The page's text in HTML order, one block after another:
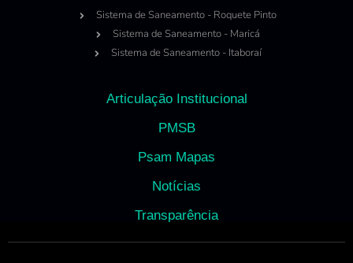
Sistema de Saneamento - Roquete Pinto
Sistema de Saneamento - Maricá
Sistema de Saneamento - Itaboraí
Articulação Institucional
PMSB
Psam Mapas
Notícias
Transparência